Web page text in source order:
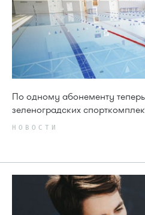
По одному абонементу
зеленоградских
НОВОСТИ